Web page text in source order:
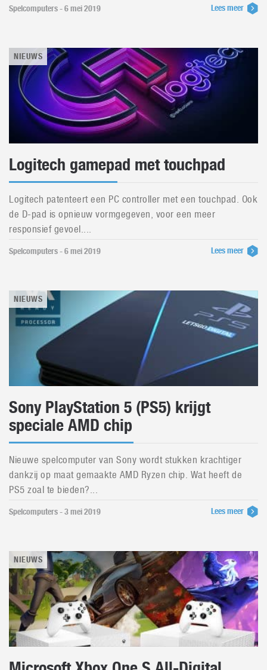
Spelcomputers - 6 mei 2019 Lees meer
NIEUWS
Logitech gamepad met touchpad
Logitech patenteert een PC controller met een touchpad. Ook
de D-pad is opnieuw vormgegeven, voor een meer
responsief gevoel....
Spelcomputers - 6 mei 2019 Lees meer
NIEUWS
Sony PlayStation 5 (PS5) krijgt
speciale AMD chip
Nieuwe spelcomputer van Sony wordt stukken krachtiger
dankzij op maat gemaakte AMD Ryzen chip. Wat heeft de
PS5 zoal te bieden?...
Spelcomputers - 3 mei 2019 Lees meer
NIEUWS